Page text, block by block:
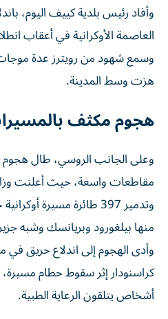
وأفاد رئيس بلدية ⁠كييف اليوم،
العاصمة الأوكرانية في ‌أعقاب
وسمع شهود من رويترز عدة
هزت ‌وسط المدينة.
هجوم مكثف
وعلى الجانب الروسي، طال
مقاطعات واسعة، حيث أعلنت
وتدمير 397 طائرة مسيرة
منها بيلغورود وبريانسك وشبه
وأدى الهجوم إلى اندلاع حريق في
أشخاص يتلقون الرعاية الطبية.